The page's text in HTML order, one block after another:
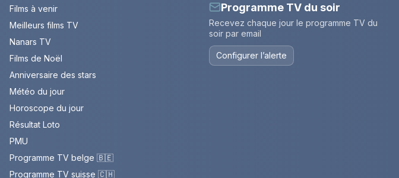
Films à venir
Meilleurs films TV
Nanars TV
Films de Noël
Anniversaire des stars
Météo du jour
Horoscope du jour
Résultat Loto
PMU
Programme TV belge 🇧🇪
Programme TV suisse 🇨🇭
Programme TV du soir
Recevez chaque jour le programme TV du
soir par email
Configurer l’alerte